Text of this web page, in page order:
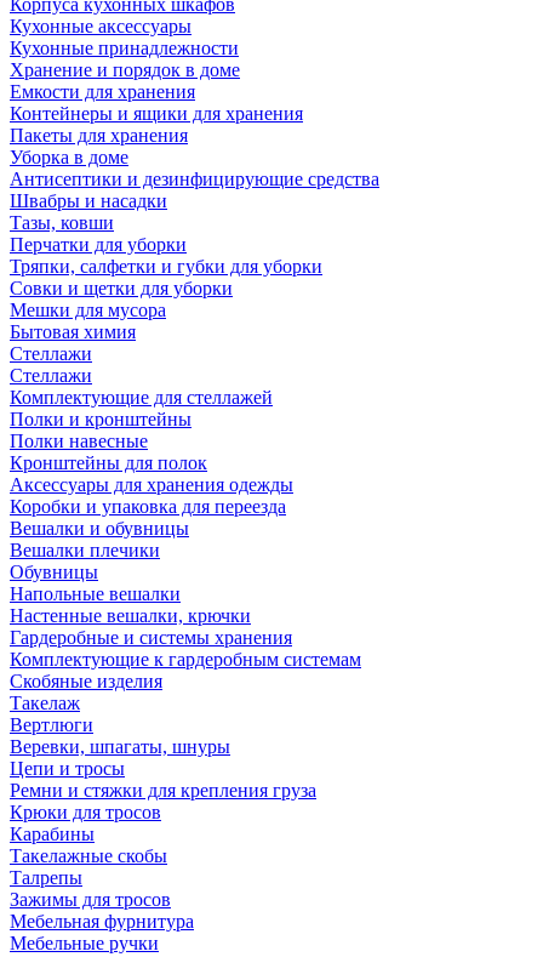
Корпуса кухонных шкафов
Кухонные аксессуары
Кухонные принадлежности
Хранение и порядок в доме
Емкости для хранения
Контейнеры и ящики для хранения
Пакеты для хранения
Уборка в доме
Антисептики и дезинфицирующие средства
Швабры и насадки
Тазы, ковши
Перчатки для уборки
Тряпки, салфетки и губки для уборки
Совки и щетки для уборки
Мешки для мусора
Бытовая химия
Стеллажи
Стеллажи
Комплектующие для стеллажей
Полки и кронштейны
Полки навесные
Кронштейны для полок
Аксессуары для хранения одежды
Коробки и упаковка для переезда
Вешалки и обувницы
Вешалки плечики
Обувницы
Напольные вешалки
Настенные вешалки, крючки
Гардеробные и системы хранения
Комплектующие к гардеробным системам
Скобяные изделия
Такелаж
Вертлюги
Веревки, шпагаты, шнуры
Цепи и тросы
Ремни и стяжки для крепления груза
Крюки для тросов
Карабины
Такелажные скобы
Талрепы
Зажимы для тросов
Мебельная фурнитура
Мебельные ручки